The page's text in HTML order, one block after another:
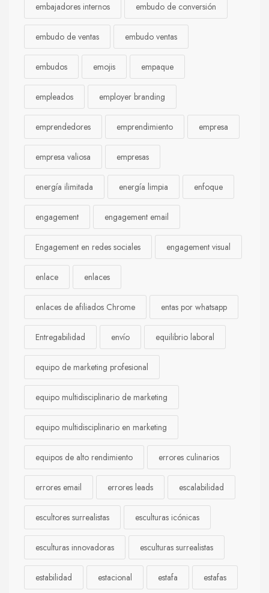
embajadores internos embudo de conversión
embudo de ventas embudo ventas
embudos emojis empaque
empleados employer branding
emprendedores emprendimiento empresa
empresa valiosa empresas
energía ilimitada energía limpia enfoque
engagement engagement email
Engagement en redes sociales engagement visual
enlace enlaces
enlaces de afiliados Chrome entas por whatsapp
Entregabilidad envío equilibrio laboral
equipo de marketing profesional
equipo multidisciplinario de marketing
equipo multidisciplinario en marketing
equipos de alto rendimiento errores culinarios
errores email errores leads escalabilidad
escultores surrealistas esculturas icónicas
esculturas innovadoras esculturas surrealistas
estabilidad estacional estafa estafas